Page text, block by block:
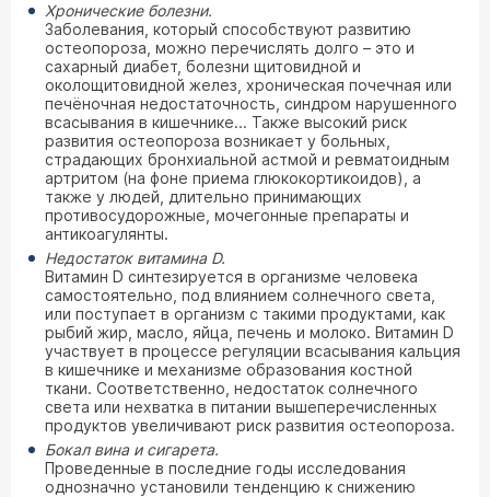
Хронические болезни.
Заболевания, который способствуют развитию
остеопороза, можно перечислять долго – это и
сахарный диабет, болезни щитовидной и
околощитовидной желез, хроническая почечная или
печёночная недостаточность, синдром нарушенного
всасывания в кишечнике... Также высокий риск
развития остеопороза возникает у больных,
страдающих бронхиальной астмой и ревматоидным
артритом (на фоне приема глюкокортикоидов), а
также у людей, длительно принимающих
противосудорожные, мочегонные препараты и
антикоагулянты.
Недостаток витамина D.
Витамин D синтезируется в организме человека
самостоятельно, под влиянием солнечного света,
или поступает в организм с такими продуктами, как
рыбий жир, масло, яйца, печень и молоко. Витамин D
участвует в процессе регуляции всасывания кальция
в кишечнике и механизме образования костной
ткани. Соответственно, недостаток солнечного
света или нехватка в питании вышеперечисленных
продуктов увеличивают риск развития остеопороза.
Бокал вина и сигарета.
Проведенные в последние годы исследования
однозначно установили тенденцию к снижению